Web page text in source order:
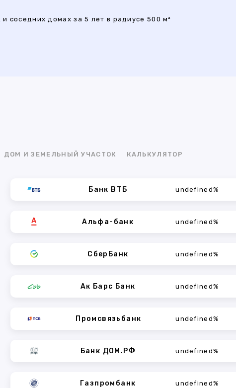
соседних домах за 5 лет в радиусе 500 м²
ДОМ И ЗЕМЕЛЬНЫЙ УЧАСТОК КАЛЬКУЛЯТОР
Банк ВТБ undefined%
Альфа-банк undefined%
СберБанк undefined%
Ак Барс Банк undefined%
Промсвязьбанк undefined%
Банк ДОМ.РФ undefined%
Газпромбанк undefined%